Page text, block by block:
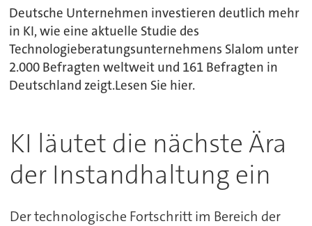
Deutsche Unternehmen investieren deutlich mehr
in KI, wie eine aktuelle Studie des
Technologieberatungsunternehmens Slalom unter
2.000 Befragten weltweit und 161 Befragten in
Deutschland zeigt.Lesen Sie hier.
KI läutet die nächste Ära
der Instandhaltung ein
Der technologische Fortschritt im Bereich der